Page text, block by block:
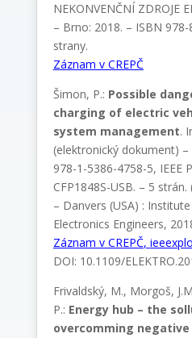
NEKONVENČNÍ ZDROJE
– Brno: 2018. – ISBN
strany.
Záznam v CREPČ
Šimon, P.: Possible
charging of electric
system management.
(elektronický dokument) –
978-1-5386-4758-5, IEEE
CFP1848S-USB. – 5
– Danvers (USA) :
Electronics Engineers,
Záznam v CREPČ,
DOI: 10.1109/
Frivaldský, M., Morgoš,
P.: Energy hub – the
overcomming